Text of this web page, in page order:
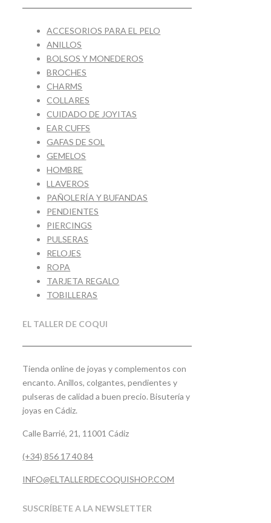
ACCESORIOS PARA EL PELO
ANILLOS
BOLSOS Y MONEDEROS
BROCHES
CHARMS
COLLARES
CUIDADO DE JOYITAS
EAR CUFFS
GAFAS DE SOL
GEMELOS
HOMBRE
LLAVEROS
PAÑOLERÍA Y BUFANDAS
PENDIENTES
PIERCINGS
PULSERAS
RELOJES
ROPA
TARJETA REGALO
TOBILLERAS
EL TALLER DE COQUI
Tienda online de joyas y complementos con
encanto. Anillos, colgantes, pendientes y
pulseras de calidad a buen precio. Bisutería y
joyas en Cádiz.
Calle Barrié, 21, 11001 Cádiz
(+34) 856 17 40 84
INFO@ELTALLERDECOQUISHOP.COM
SUSCRÍBETE A LA NEWSLETTER